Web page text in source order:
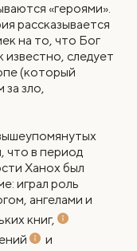
«героями».
рассказывается
на то, что Бог
известно, следует
(который
за зло,
что в период
Ханох был
играл роль
ангелами и
книг,
и